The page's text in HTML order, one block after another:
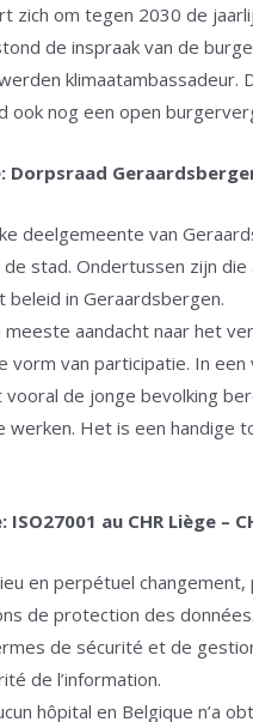
zich om tegen 2030 de
de inspraak van de
klimaatambassadeur.
ook nog een open
Dorpsraad
deelgemeente van
stad. Ondertussen zijn
beleid in Geraardsbergen.
aandacht naar het
vorm van participatie. In
de jonge bevolking
werken. Het is een handige
au CHR Liège –
en perpétuel
de protection des
de sécurité et de
de l’information.
hôpital en Belgique